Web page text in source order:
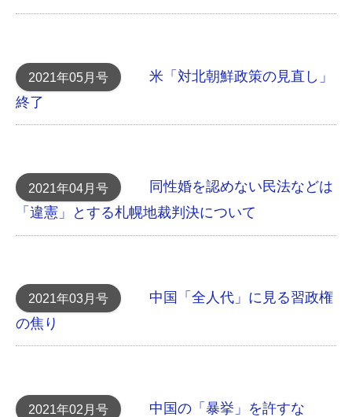
2021年05月号
米「対北朝鮮政策の見直し」
終了
2021年04月号
同性婚を認めない民法などは
「違憲」とする 札幌地裁判決について
2021年03月号
中国「全人代」に見る習政権
の焦り
2021年02月号 中国の「暴挙」を許すな